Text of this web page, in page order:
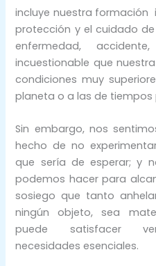
incluye nuestra formación
protección y el cuidado
enfermedad,
incuestionable que
condiciones muy
planeta o a las de tiempos
Sin embargo, nos
hecho de no
que sería de esperar; y
podemos hacer para
sosiego que tanto
ningún objeto, sea
puede satisfacer
necesidades esenciales.